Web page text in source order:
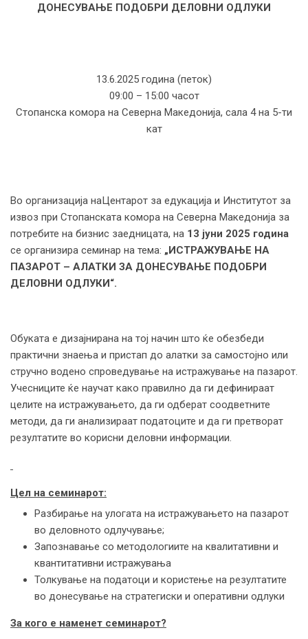
ДОНЕСУВАЊЕ ПОДОБРИ ДЕЛОВНИ ОДЛУКИ
13.6.2025 година (петок)
09:00 – 15:00 часот
Стопанска комора на Северна Македонија, сала 4 на 5-ти
кат
Во организација наЦентарот за едукација и Институтот за
извоз при Стопанската комора на Северна Македонија за
потребите на бизнис заедницата, на 13 јуни 2025 година
се организира семинар на тема: „ИСТРАЖУВАЊЕ НА
ПАЗАРОТ – АЛАТКИ ЗА ДОНЕСУВАЊЕ ПОДОБРИ
ДЕЛОВНИ ОДЛУКИ“.
Обуката е дизајнирана на тој начин што ќе обезбеди
практични знаења и пристап до алатки за самостојно или
стручно водено спроведување на истражување на пазарот.
Учесниците ќе научат како правилно да ги дефинираат
целите на истражувањето, да ги одберат соодветните
методи, да ги анализираат податоците и да ги претворат
резултатите во корисни деловни информации.
Цел на семинарот:
Разбирање на улогата на истражувањето на пазарот
во деловното одлучување;
Запознавање со методологиите на квалитативни и
квантитативни истражувања
Толкување на податоци и користење на резултатите
во донесување на стратегиски и оперативни одлуки
За кого е наменет семинарот?